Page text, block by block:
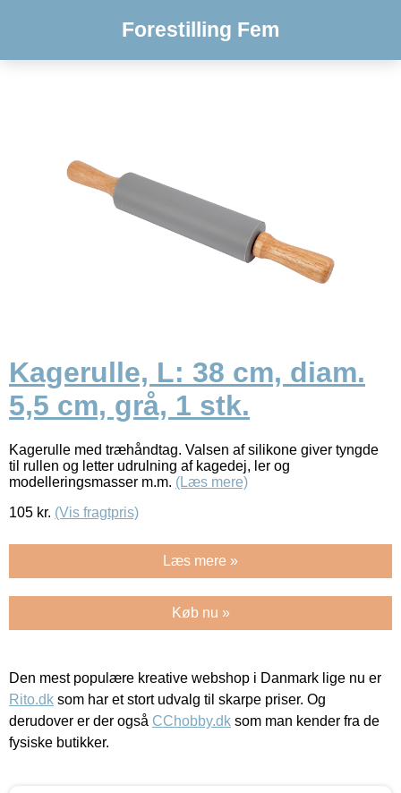
Forestilling Fem
Kagerulle, L: 38 cm, diam.
5,5 cm, grå, 1 stk.
Kagerulle med træhåndtag. Valsen af silikone giver tyngde
til rullen og letter udrulning af kagedej, ler og
modelleringsmasser m.m. (Læs mere)
105 kr. (Vis fragtpris)
Læs mere »
Køb nu »
Den mest populære kreative webshop i Danmark lige nu er
Rito.dk som har et stort udvalg til skarpe priser. Og
derudover er der også CChobby.dk som man kender fra de
fysiske butikker.